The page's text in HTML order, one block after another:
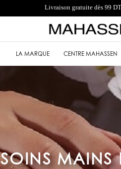
Livraison gratuite dès 99
LA MARQUE CENTRE MAHASSEN
SOINS MAINS